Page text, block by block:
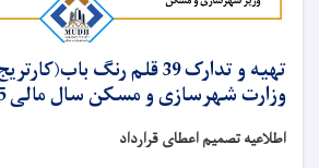
تهیه و تدارک 39 قلم رنگ
وزارت شهرسازی و مسکن سال مالی 1405
اطلاعیه تصمیم اعطای قرارداد